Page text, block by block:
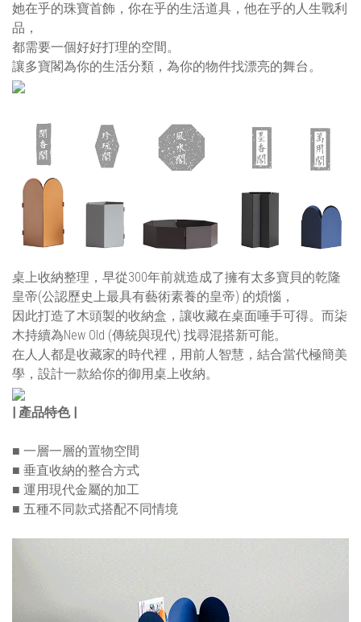
她在乎的珠寶首飾，你在乎的生活道具，他在乎的人生戰利
品，
都需要一個好好打理的空間。
讓多寶閣為你的生活分類，為你的物件找漂亮的舞台。
桌上收納整理，早從300年前就造成了擁有太多寶貝的乾隆
皇帝(公認歷史上最具有藝術素養的皇帝) 的煩惱，
因此打造了木頭製的收納盒，讓收藏在桌面唾手可得。而柒
木持續為New Old (傳統與現代) 找尋混搭新可能。
在人人都是收藏家的時代裡，用前人智慧，結合當代極簡美
學，設計一款給你的御用桌上收納。
| 產品特色 |
■ 一層一層的置物空間
■ 垂直收納的整合方式
■ 運用現代金屬的加工
■ 五種不同款式搭配不同情境